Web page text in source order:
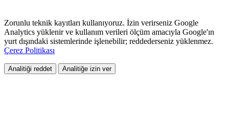
Zorunlu teknik kayıtları kullanıyoruz. İzin verirseniz Google
Analytics yüklenir ve kullanım verileri ölçüm amacıyla Google'ın
yurt dışındaki sistemlerinde işlenebilir; reddederseniz yüklenmez.
Çerez Politikası
Analitiği reddet Analitiğe izin ver